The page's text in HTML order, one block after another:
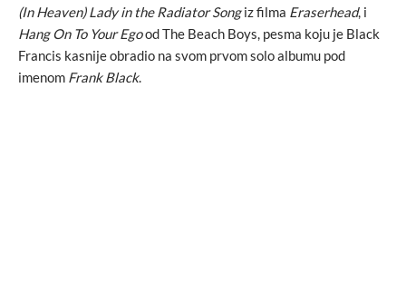
(In Heaven) Lady in the Radiator Songiz filma Eraserhead, i
Hang On To Your Egood The Beach Boys, pesma koju je Black
Francis kasnije obradio na svom prvom solo albumu pod
imenom Frank Black.